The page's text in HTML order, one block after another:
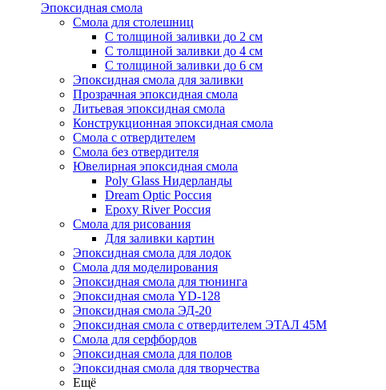
Эпоксидная смола
Смола для столешниц
С толщиной заливки до 2 см
С толщиной заливки до 4 см
С толщиной заливки до 6 см
Эпоксидная смола для заливки
Прозрачная эпоксидная смола
Литьевая эпоксидная смола
Конструкционная эпоксидная смола
Смола с отвердителем
Смола без отвердителя
Ювелирная эпоксидная смола
Poly Glass Нидерланды
Dream Optic Россия
Epoxy River Россия
Смола для рисования
Для заливки картин
Эпоксидная смола для лодок
Смола для моделирования
Эпоксидная смола для тюнинга
Эпоксидная смола YD-128
Эпоксидная смола ЭД-20
Эпоксидная смола с отвердителем ЭТАЛ 45М
Смола для серфбордов
Эпоксидная смола для полов
Эпоксидная смола для творчества
Ещё